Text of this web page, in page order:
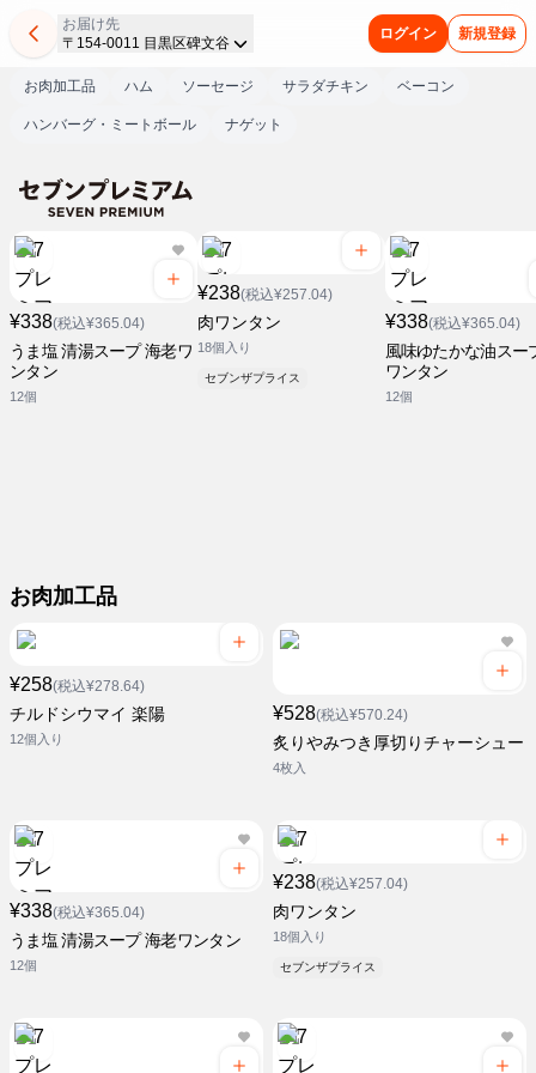
お届け先
〒154-0011 目黒区碑文谷
ログイン 新規登録
お肉加工品 ハム ソーセージ サラダチキン ベーコン
ハンバーグ・ミートボール ナゲット
¥338(税込¥365.04)
うま塩 清湯スープ 海老ワ
ンタン
12個
¥238(税込¥257.04)
肉ワンタン
18個入り
セブンザプライス
¥338(税込¥365.04)
風味ゆたかな油スー
ワンタン
12個
お肉加工品
¥258(税込¥278.64)
チルドシウマイ 楽陽
12個入り
¥528(税込¥570.24)
炙りやみつき厚切りチャーシュー
4枚入
¥338(税込¥365.04)
うま塩 清湯スープ 海老ワンタン
12個
¥238(税込¥257.04)
肉ワンタン
18個入り
セブンザプライス